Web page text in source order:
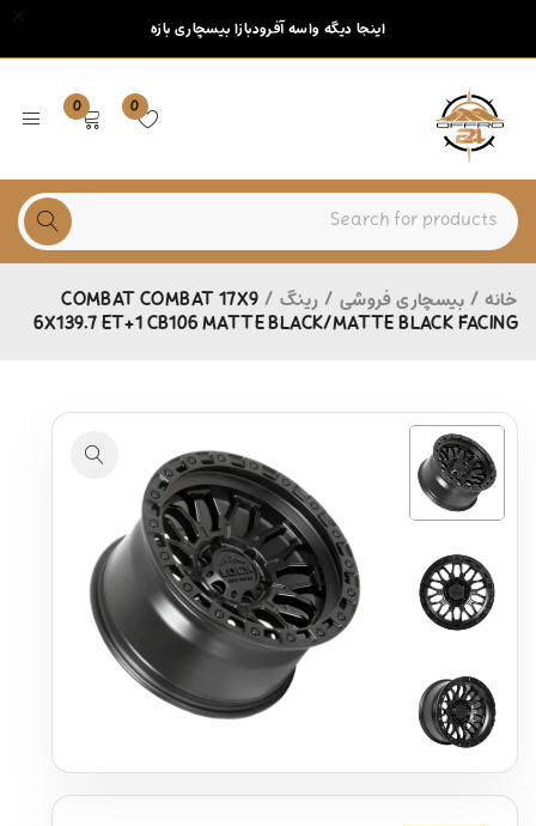
اینجا دیگه واسه آفرودبازا بیسچاری بازه
0
0
خانه / بیسچاری فروشی / رینگ /
COMBAT COMBAT 17X9
6X139.7 ET+1 CB106 MATTE BLACK/MATTE BLACK FACING